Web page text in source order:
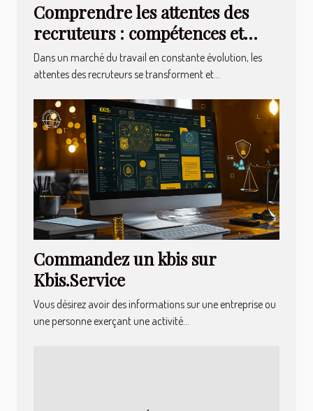
Comprendre les attentes des
recruteurs : compétences et
qualités recherchées
Dans un marché du travail en constante évolution, les
attentes des recruteurs se transforment et...
Commandez un kbis sur
Kbis.Service
Vous désirez avoir des informations sur une entreprise ou
une personne exerçant une activité...